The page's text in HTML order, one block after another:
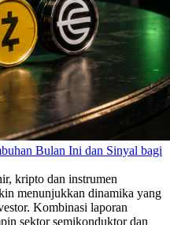
Bulan Ini dan Sinyal bagi
kripto dan instrumen
menunjukkan dinamika yang
Kombinasi laporan
sektor semikonduktor dan